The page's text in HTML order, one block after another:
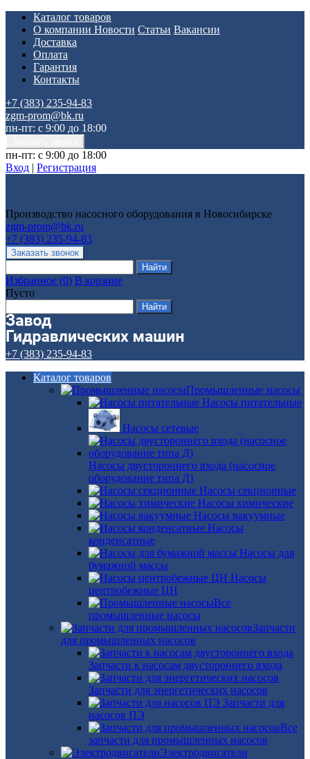
Каталог товаров
О компании Новости Статьи Вакансии
Доставка
Оплата
Гарантия
Контакты
+7 (383) 235-94-83
zgm-prom@bk.ru
пн-пт: с 9:00 до 18:00
пн-пт: с 9:00 до 18:00
Вход | Регистрация
Производство насосного оборудования в Новосибирске
zgm-prom@bk.ru
+7 (383) 235-94-83
Избранное (0) В корзине
Пусто
+7 (383) 235-94-83
Каталог товаров
Промышленные насосы
Насосы питательные
Насосы сетевые
Насосы двустороннего входа (насосное
оборудование типа Д)
Насосы секционные
Насосы химические
Насосы вакуумные
Насосы
конденсатные
Насосы для
бумажной массы
Насосы
центробежные ЦН
Все
промышленные насосы
Запчасти
для промышленных насосов
Запчасти к насосам двустороннего входа
Запчасти для энергетических насосов
Запчасти для
насосов ПЭ
Все
запчасти для промышленных насосов
Электродвигатели